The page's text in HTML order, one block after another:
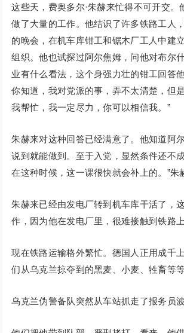
这些天，费奥多尔·朱赫来忙得不可开交。
做了大量的工作。他结识了许多铁路工人
的晚会，在机车库钳工和锯木厂工人中建
组织。他也试探过阿尔焦姆，问他对布尔
业有什么看法，这个身强力壮的钳工回答
你知道，我对党派的事，弄不太清楚，但
我帮忙，我一定尽力，你可以相信我。”
朱赫来对这种回答已经满意了。他知道阿
说到就能做到。至于入党，显然条件还不
在这种时候，这一课很快就会补上的。”朱
朱赫来已经由发电厂转到机车库干活了，
作，因为他在发电厂里，很难接触到铁路上
现在铁路运输格外繁忙。德国人正用成千
们从乌克兰掠夺到的黑麦、小麦、牲畜等
乌克兰伪警备队突然从车站抓走了报务员波